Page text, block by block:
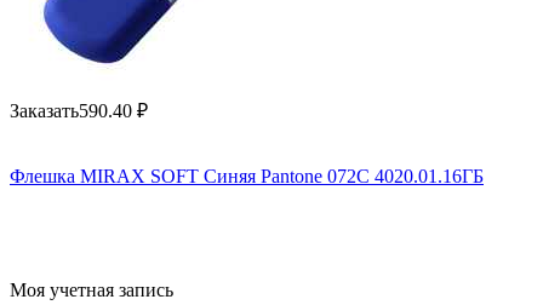
Заказать590.40 ₽
Флешка MIRAX SOFT Синяя Pantone 072C 4020.01.16ГБ
Моя учетная запись